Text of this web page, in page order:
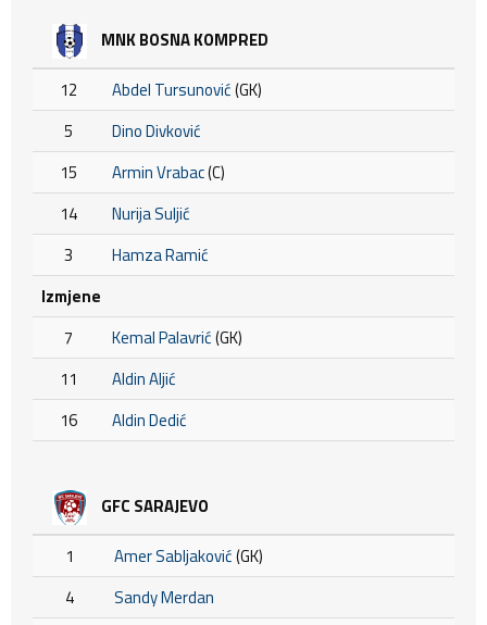
MNK BOSNA KOMPRED
12 Abdel Tursunović(GK)
5
Dino Divković
15
Armin Vrabac(C)
14
Nurija Suljić
3
Hamza Ramić
Izmjene
7
Kemal Palavrić(GK)
11
Aldin Aljić
16
Aldin Dedić
GFC SARAJEVO
1 Amer Sabljaković(GK)
4
Sandy Merdan